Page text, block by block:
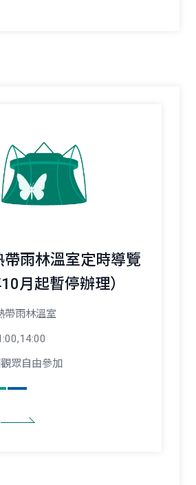
帶雨林溫室定時導覽
月起暫停辦理）
帶雨林溫室
眾自由參加